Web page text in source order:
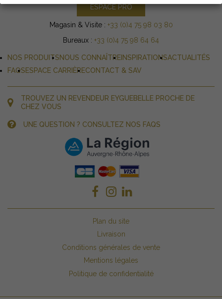
ESPACE PRO
Magasin & Visite : +33 (0)4 75 98 03 80
Bureaux : +33 (0)4 75 98 64 64
NOS PRODUITSNOUS CONNAÎTRE INSPIRATIONSACTUALITÉS
FAQSESPACE CARRIÈRECONTACT & SAV
TROUVEZ UN REVENDEUR EYGUEBELLE PROCHE DE
CHEZ VOUS
UNE QUESTION ? CONSULTEZ NOS FAQS
Plan du site
Livraison
Conditions générales de vente
Mentions légales
Politique de confidentialité